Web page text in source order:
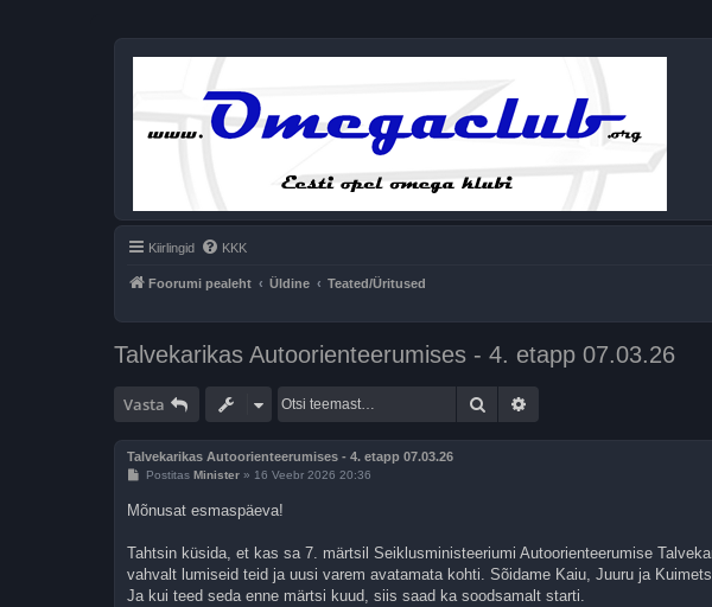
Kiirlingid KKK
Foorumi pealeht Üldine Teated/Üritused
Talvekarikas Autoorienteerumises - 4. etapp 07.03.26
Vasta Otsi
Talvekarikas Autoorienteerumises - 4. etapp 07.03.26
P
s
t
u
s
Postitas Minister» 16 Veebr 2026 20:36
Mõnusat esmaspäeva!
Tahtsin küsida, et kas sa 7. märtsil Seiklusministeeriumi Autoorienteerumise
vahvalt lumiseid teid ja uusi varem avatamata kohti. Sõidame Kaiu, Juuru ja
Ja kui teed seda enne märtsi kuud, siis saad ka soodsamalt starti.